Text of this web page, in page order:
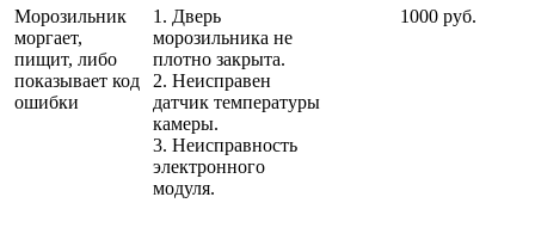
Морозильник
моргает,
пищит, либо
показывает код
ошибки
1. Дверь
морозильника не
плотно закрыта.
2. Неисправен
датчик температуры
камеры.
3. Неисправность
электронного
модуля.
1000 руб.